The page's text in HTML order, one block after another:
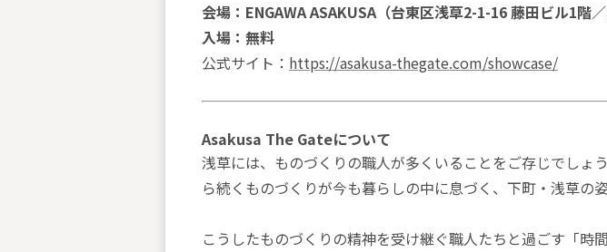
会場：ENGAWA ASAKUSA（台東区浅草2-1-16 藤田ビル1階
入場：無料
公式サイト： https://asakusa-thegate.com/showcase/
Asakusa The Gateについて
浅草には、ものづくりの職人が多くいることをご存じでし
ら続くものづくりが今も暮らしの中に息づく、下町・浅草の姿
こうしたものづくりの精神を受け継ぐ職人たちと過ごす「